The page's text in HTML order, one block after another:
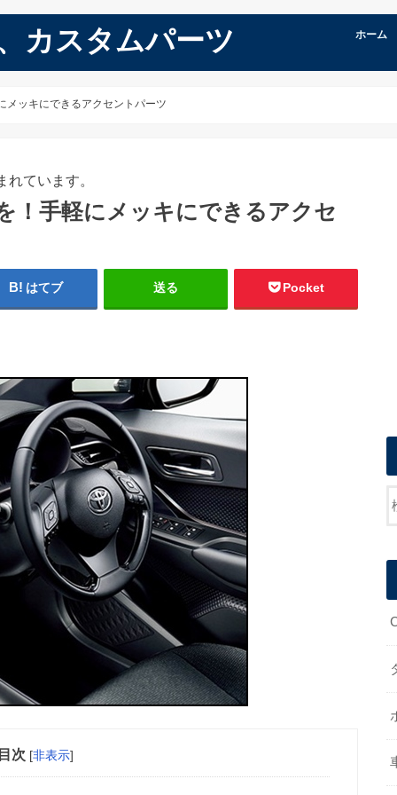
カスタムパーツ ホーム
メッキにできるアクセントパーツ
ています。
！手軽にメッキにできるアクセ
はてブ 送る Pocket
次 [非表示]